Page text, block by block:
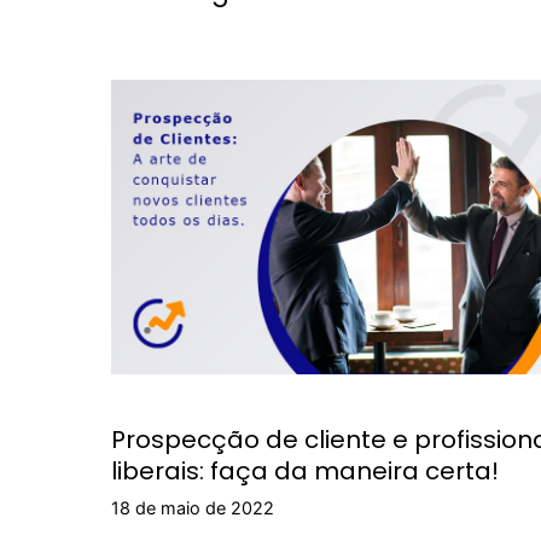
Prospecção de cliente e
liberais: faça da maneira certa!
18 de maio de 2022